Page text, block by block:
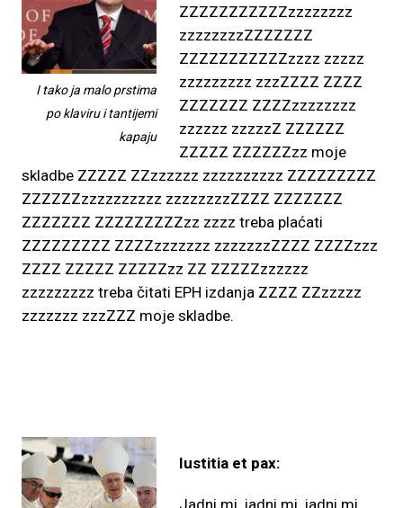
I tako ja malo prstima
po klaviru i tantijemi
kapaju
ZZZZZZZZZZZzzzzzzzz
zzzzzzzzZZZZZZZ
ZZZZZZZZZZZzzzz zzzzz
zzzzzzzzz zzzZZZZ ZZZZ
ZZZZZZZ ZZZZzzzzzzzz
zzzzzz zzzzzZ ZZZZZZ
ZZZZZ ZZZZZZzz moje
skladbe ZZZZZ ZZzzzzzz zzzzzzzzzz ZZZZZZZZZ
ZZZZZZzzzzzzzzzz zzzzzzzzZZZZ ZZZZZZZ
ZZZZZZZ ZZZZZZZZZzz zzzz treba plaćati
ZZZZZZZZZ ZZZZzzzzzzz zzzzzzzZZZZ ZZZZzzz
ZZZZ ZZZZZ ZZZZZzz ZZ ZZZZZzzzzzz
zzzzzzzzz treba čitati EPH izdanja ZZZZ ZZzzzzz
zzzzzzz zzzZZZ moje skladbe.
Iustitia et pax:
Jadni mi, jadni mi, jadni mi,